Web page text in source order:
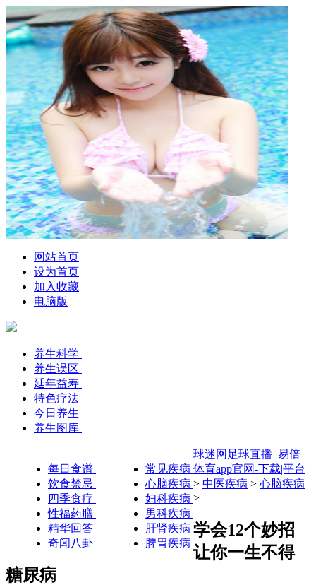
网站首页
设为首页
加入收藏
电脑版
养生科学
养生误区
延年益寿
特色疗法
今日养生
养生图库
每日食谱
饮食禁忌
四季食疗
性福药膳
精华回答
奇闻八卦
常见疾病
心脑疾病
妇科疾病
男科疾病
肝肾疾病
脾胃疾病
球迷网足球直播_易倍
体育app官网-下载|平台
> 中医疾病 > 心脑疾病
>
学会12个妙招
让你一生不得
糖尿病